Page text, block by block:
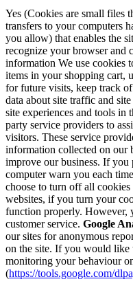
Yes (Cookies are small files
transfers to your computers
you allow) that enables the
recognize your browser and
information We use cookies
items in your shopping cart,
for future visits, keep track
data about site traffic and
site experiences and tools
party service providers to
visitors. These service
information collected on our
improve our business. If you
computer warn you each
choose to turn off all
websites, if you turn your
function properly. However,
customer service. Google
our sites for anonymous
on the site. If you would
monitoring your behaviour
(https://tools.google.com/